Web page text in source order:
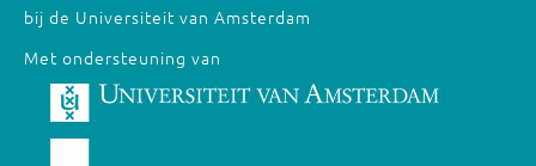
bij de Universiteit van Amsterdam
Met ondersteuning van